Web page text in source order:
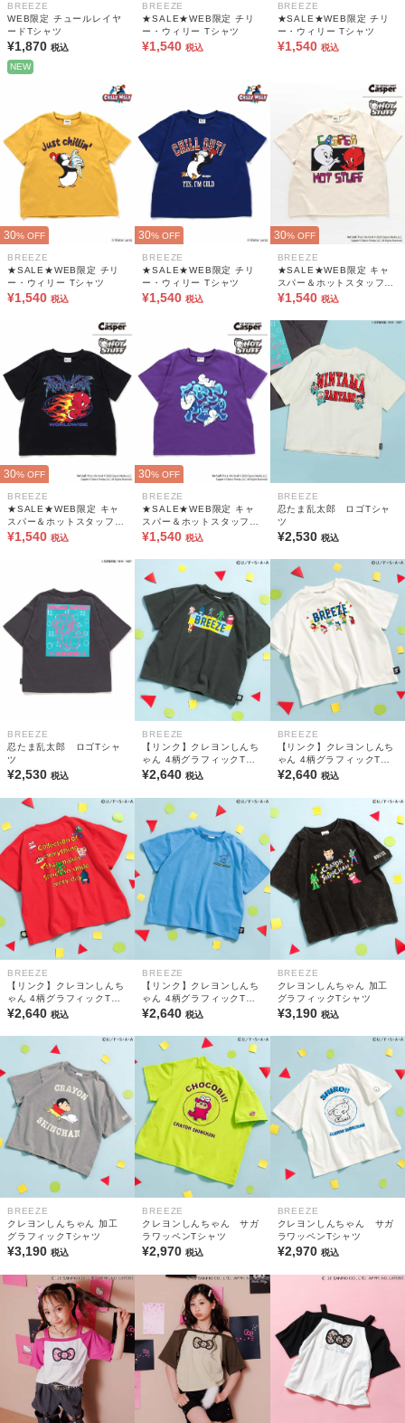
BREEZE
WEB限定 チュールレイヤ
ードTシャツ
¥1,870 税込
NEW
BREEZE
★SALE★WEB限定 チリ
ー・ウィリー Tシャツ
¥1,540 税込
BREEZE
★SALE★WEB限定 チリ
ー・ウィリー Tシャツ
¥1,540 税込
30% OFF
BREEZE
★SALE★WEB限定 チリ
ー・ウィリー Tシャツ
¥1,540 税込
30% OFF
BREEZE
★SALE★WEB限定 チリ
ー・ウィリー Tシャツ
¥1,540 税込
30% OFF
BREEZE
★SALE★WEB限定 キャ
スパー＆ホットスタッフ T
シャツ
¥1,540 税込
30% OFF
BREEZE
★SALE★WEB限定 キャ
スパー＆ホットスタッフ T
シャツ
¥1,540 税込
30% OFF
BREEZE
★SALE★WEB限定 キャ
スパー＆ホットスタッフ T
シャツ
¥1,540 税込
BREEZE
忍たま乱太郎 ロゴTシャ
ツ
¥2,530 税込
BREEZE
忍たま乱太郎 ロゴTシャ
ツ
¥2,530 税込
BREEZE
【リンク】クレヨンしんち
ゃん 4柄グラフィックTシ
ャツ
¥2,640税込
BREEZE
【リンク】クレヨンしんち
ゃん 4柄グラフィックTシ
ャツ
¥2,640 税込
BREEZE
【リンク】クレヨンしんち
ゃん 4柄グラフィックTシ
ャツ
¥2,640 税込
BREEZE
【リンク】クレヨンしんち
ゃん 4柄グラフィックTシ
ャツ
¥2,640税込
BREEZE
クレヨンしんちゃん 加工
グラフィックTシャツ
¥3,190 税込
BREEZE
クレヨンしんちゃん 加工
グラフィックTシャツ
¥3,190 税込
BREEZE
クレヨンしんちゃん サガ
ラワッペンTシャツ
¥2,970税込
BREEZE
クレヨンしんちゃん サガ
ラワッペンTシャツ
¥2,970 税込